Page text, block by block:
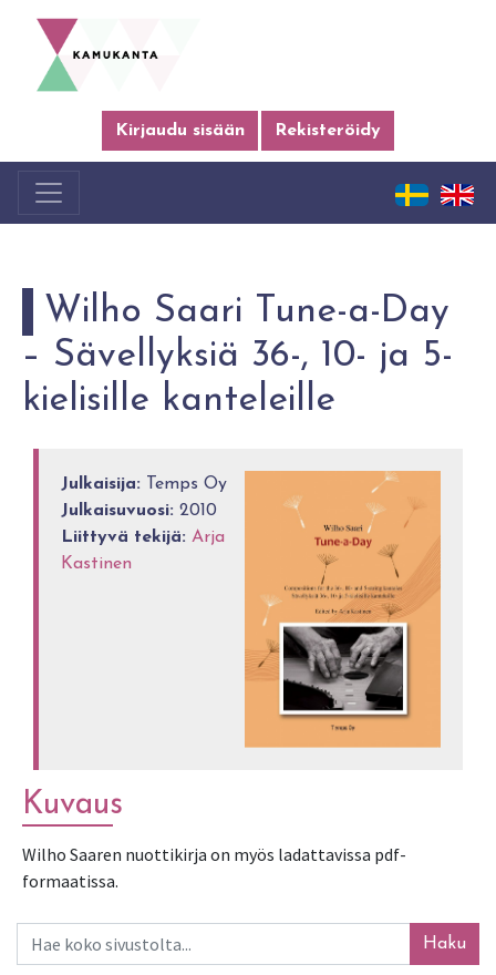
Kirjaudu sisään Rekisteröidy
Wilho Saari Tune-a-Day
– Sävellyksiä 36-, 10- ja 5-
kielisille kanteleille
Julkaisija: Temps Oy
Julkaisuvuosi: 2010
Liittyvä tekijä: Arja
Kastinen
Kuvaus
Wilho Saaren nuottikirja on myös ladattavissa pdf-
formaatissa.
Haku